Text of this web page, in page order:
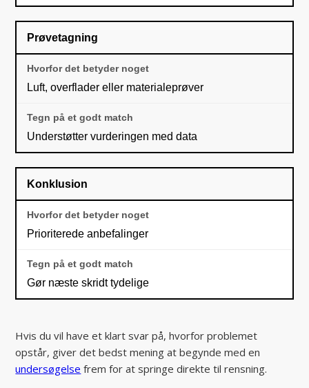
Prøvetagning
Luft, overflader eller materialeprøver
Understøtter vurderingen med data
Konklusion
Prioriterede anbefalinger
Gør næste skridt tydelige
Hvis du vil have et klart svar på, hvorfor problemet
opstår, giver det bedst mening at begynde med en
undersøgelse frem for at springe direkte til rensning.